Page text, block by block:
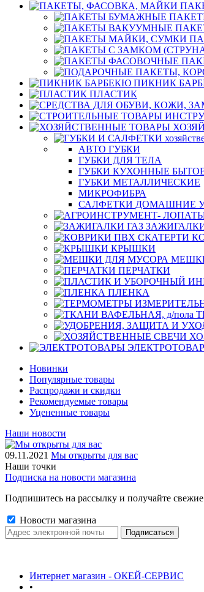
ПИКНИК
ПЛАСТИК
АВТО ГУБКИ
ГУБКИ ДЛЯ ТЕЛА
ГУБКИ КУХОННЫЕ
ГУБКИ МЕТАЛЛИЧЕСКИЕ
МИКРОФИБРА
САЛФЕТКИ ДОМАШНИЕ
КРЫШКИ
ПЕРЧАТКИ
ПЛЕНКА
Новинки
Популярные товары
Распродажи и скидки
Рекомендуемые товары
Уцененные товары
Наши новости
09.11.2021 Мы открыты для вас
Наши точки
Подписка на новости магазина
Подпишитесь на рассылку и получайте
Новости магазина
Интернет магазин - ОКЕЙ-СЕРВИС
•